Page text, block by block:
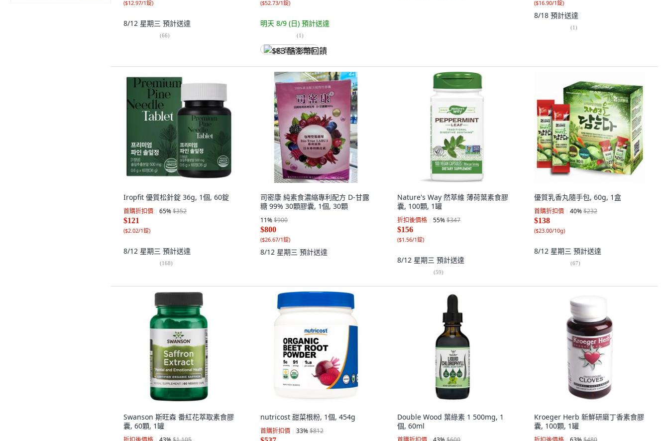
($12.97/1錠)
8/12 星期三 預計送達
(66)
($52.73/1錠)
明天 8/9 (日) 預計送達
(1)
$83 酷澎幣回饋
($16.90/1錠)
8/18 預計送達
(1)
Iropfit 優質松針錠 36g, 1個, 60錠
首購折扣價 65%$352
$121
($2.02/1錠)
8/12 星期三 預計送達
(168)
司密康 純素食濃縮專利配方 D-甘露
糖 99% 30顆膠囊, 1個, 30顆
11%$900
$800
($26.67/1錠)
8/12 星期三 預計送達
Nature's Way 然萃維 薄荷葉素食膠
囊, 100顆, 1罐
折扣後價格 55%$347
$156
($1.56/1錠)
8/12 星期三 預計送達
(59)
優質乳香丸隨手包, 60g, 1盒
首購折扣價 40%$232
$138
($23.00/10g)
8/12 星期三 預計送達
(67)
Swanson 斯旺森 番紅花萃取素食膠
囊, 60顆, 1罐
nutricost 甜菜根粉, 1個, 454g
首購折扣價 33%$812
Double Wood 葉綠素 1 500mg, 1
個, 60ml
Kroeger Herb 新鮮研磨丁香素食膠
囊, 100顆, 1罐